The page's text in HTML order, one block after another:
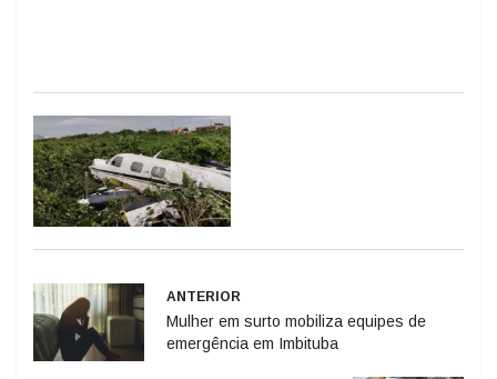
ANTERIOR
Mulher em surto mobiliza equipes de
emergência em Imbituba